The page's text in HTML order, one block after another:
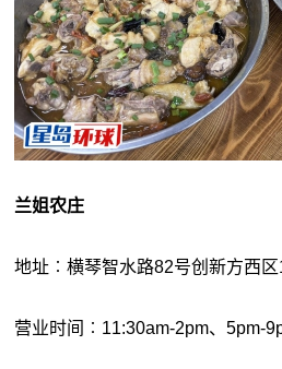
兰姐农庄
地址︰横琴智水路82号创新方西
营业时间︰11:30am-2pm、5pm-